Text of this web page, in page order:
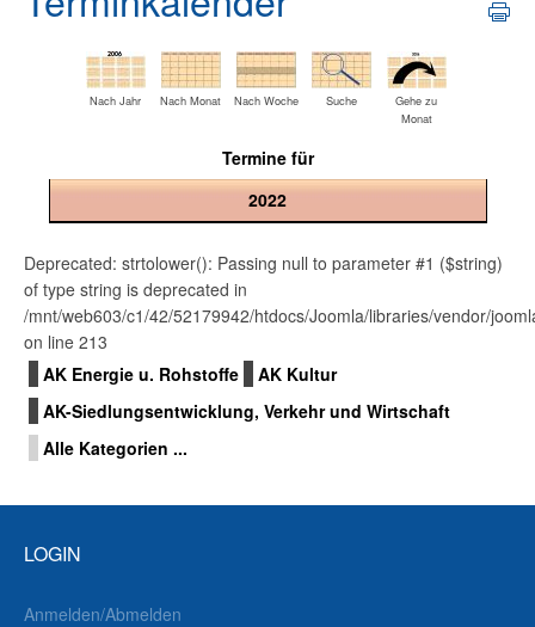
Nach Jahr Nach Monat Nach Woche Suche
Gehe zu
Monat
Termine für
2022
Deprecated: strtolower(): Passing null to parameter #1 ($string)
of type string is deprecated in
/mnt/web603/c1/42/52179942/htdocs/Joomla/libraries/vendor/
on line 213
Limite der Paginierungsliste
AK Energie u. Rohstoffe
AK Kultur
AK-Siedlungsentwicklung, Verkehr und Wirtschaft
Alle Kategorien ...
LOGIN
Anmelden/Abmelden